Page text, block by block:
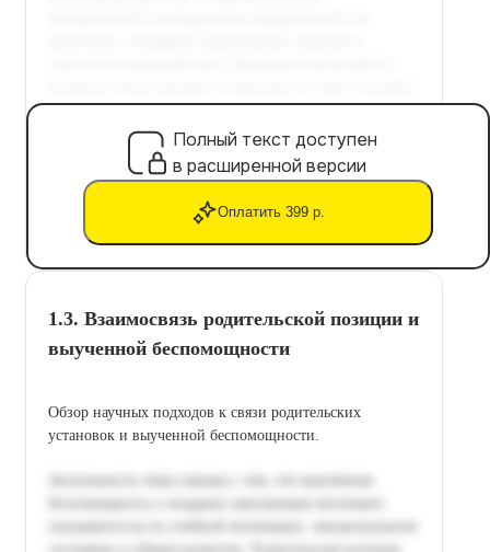
Полный текст доступен
в расширенной версии
Оплатить 399 р.
1.3. Взаимосвязь родительской позиции и
выученной беспомощности
Обзор научных подходов к связи родительских
установок и выученной беспомощности.